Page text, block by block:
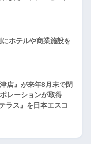
ホテルや商業施設を
店』が来年8月末で閉
レーションが取得
ス』を日本エスコ